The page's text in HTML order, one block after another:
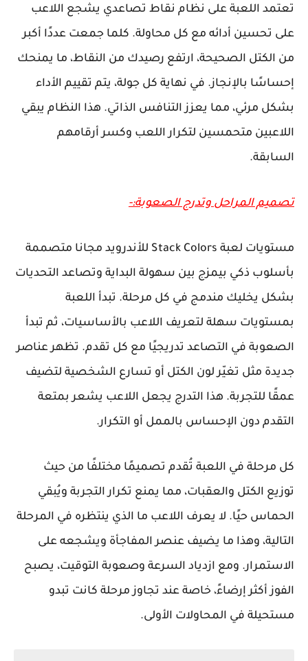
تعتمد اللعبة على نظام نقاط تصاعدي يشجع اللاعب
على تحسين أدائه مع كل محاولة. كلما جمعت عددًا أكبر
من الكتل الصحيحة، ارتفع رصيدك من النقاط، ما يمنحك
إحساسًا بالإنجاز. في نهاية كل جولة، يتم تقييم الأداء
بشكل مرئي، مما يعزز التنافس الذاتي. هذا النظام يبقي
اللاعبين متحمسين لتكرار اللعب وكسر أرقامهم
السابقة.
تصميم المراحل وتدرج الصعوبة:-
مستويات لعبة Stack Colors للأندرويد مجانا متصممة
بأسلوب ذكي بيمزج بين سهولة البداية وتصاعد التحديات
بشكل يخليك مندمج في كل مرحلة. تبدأ اللعبة
بمستويات سهلة لتعريف اللاعب بالأساسيات، ثم تبدأ
الصعوبة في التصاعد تدريجيًا مع كل تقدم. تظهر عناصر
جديدة مثل تغيّر لون الكتل أو تسارع الشخصية لتضيف
عمقًا للتجربة. هذا التدرج يجعل اللاعب يشعر بمتعة
التقدم دون الإحساس بالممل أو التكرار.
كل مرحلة في اللعبة تُقدم تصميمًا مختلفًا من حيث
توزيع الكتل والعقبات، مما يمنع تكرار التجربة ويُبقي
الحماس حيًا. لا يعرف اللاعب ما الذي ينتظره في المرحلة
التالية، وهذا ما يضيف عنصر المفاجأة ويشجعه على
الاستمرار. ومع ازدياد السرعة وصعوبة التوقيت، يصبح
الفوز أكثر إرضاءً، خاصة عند تجاوز مرحلة كانت تبدو
مستحيلة في المحاولات الأولى.